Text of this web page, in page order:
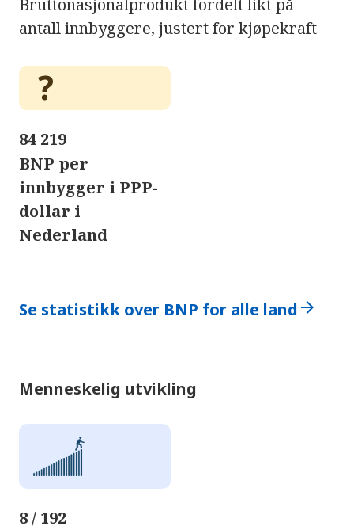
Bruttonasjonalprodukt fordelt likt på
antall innbyggere, justert for kjøpekraft
84 219
BNP per
innbygger i PPP-
dollar i
Nederland
Se statistikk over BNP for alle land arrow_forward
Menneskelig utvikling
8 / 192